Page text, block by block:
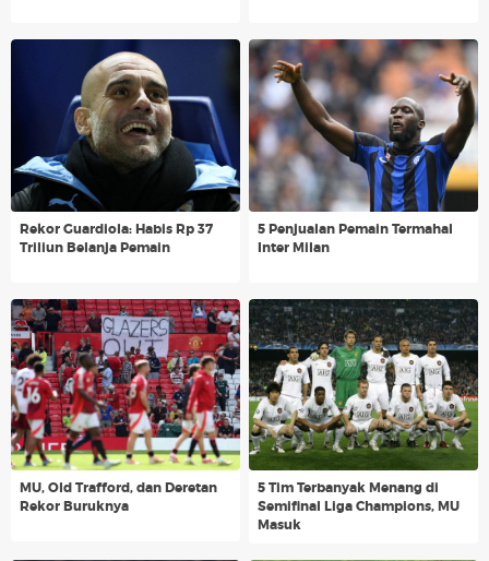
Rekor Guardiola: Habis Rp 37
Triliun Belanja Pemain
5 Penjualan Pemain Termahal
Inter Milan
MU, Old Trafford, dan Deretan
Rekor Buruknya
5 Tim Terbanyak Menang di
Semifinal Liga Champions, MU
Masuk